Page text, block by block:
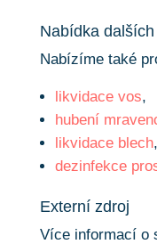
Nabídka
Nabízíme také
likvidace vos,
hubení
likvidace blech,
dezinfekce
Externí zdroj
Více informací o